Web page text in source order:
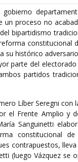
un proceso no
bipartidismo
constitucional
su histórico
parte del
partidos
Líber Seregni con
el Frente Amplio y
Sanguinetti
constitucional de
contrapuestos, lleva
(luego Vázquez se